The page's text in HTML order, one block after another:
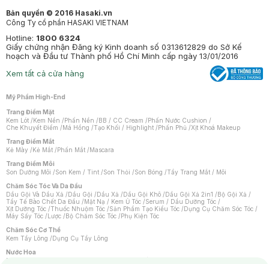
Bản quyền © 2016 Hasaki.vn
Công Ty cổ phần HASAKI VIETNAM
Hotline: 1800 6324
Giấy chứng nhận Đăng ký Kinh doanh số 0313612829 do Sở Kế
hoạch và Đầu tư Thành phố Hồ Chí Minh cấp ngày 13/01/2016
Xem tất cả cửa hàng
Mỹ Phẩm High-End
Trang Điểm Mặt
Kem Lót /Kem Nền /Phấn Nền /BB / CC Cream /Phấn Nước Cushion /
Che Khuyết Điểm /Má Hồng /Tạo Khối / Highlight /Phấn Phủ /Xịt Khoá Makeup
Trang Điểm Mắt
Kẻ Mày /Kẻ Mắt /Phấn Mắt /Mascara
Trang Điểm Môi
Son Dưỡng Môi /Son Kem / Tint /Son Thỏi /Son Bóng /Tẩy Trang Mắt / Môi
Chăm Sóc Tóc Và Da Đầu
Dầu Gội Và Dầu Xả /Dầu Gội /Dầu Xả /Dầu Gội Khô /Dầu Gội Xả 2in1 /Bộ Gội Xả /
Tẩy Tế Bào Chết Da Đầu /Mặt Nạ / Kem Ủ Tóc /Serum / Dầu Dưỡng Tóc /
Xịt Dưỡng Tóc /Thuốc Nhuộm Tóc /Sản Phẩm Tạo Kiểu Tóc /Dụng Cụ Chăm Sóc Tóc /
Máy Sấy Tóc /Lược /Bộ Chăm Sóc Tóc /Phụ Kiện Tóc
Chăm Sóc Cơ Thể
Kem Tẩy Lông /Dụng Cụ Tẩy Lông
Nước Hoa
Nước Hoa Nữ